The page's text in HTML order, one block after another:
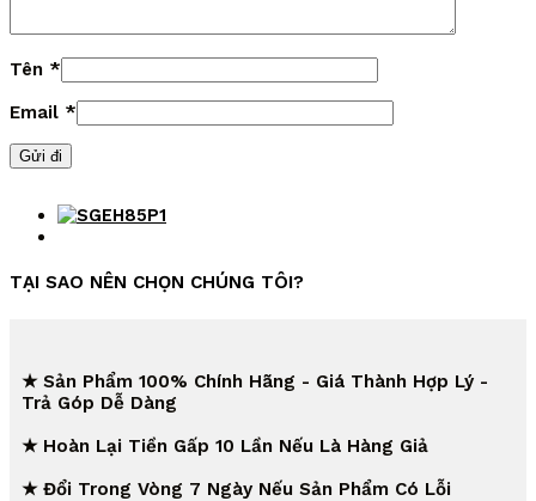
Tên *
Email *
TẠI SAO NÊN CHỌN CHÚNG TÔI?
★ Sản Phẩm 100% Chính Hãng - Giá Thành Hợp Lý -
Trả Góp Dễ Dàng
★ Hoàn Lại Tiền Gấp 10 Lần Nếu Là Hàng Giả
★ Đổi Trong Vòng 7 Ngày Nếu Sản Phẩm Có Lỗi